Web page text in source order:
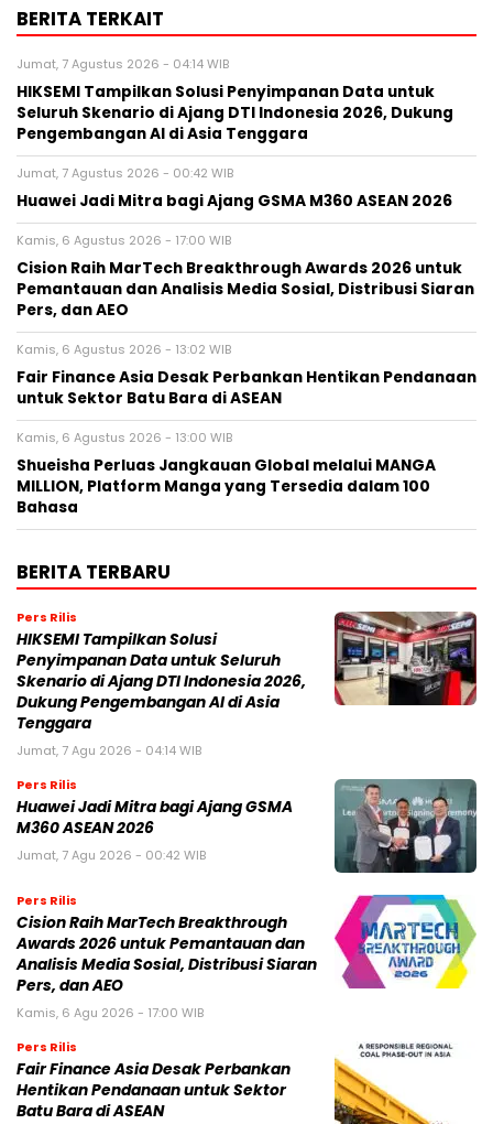
BERITA TERKAIT
Jumat, 7 Agustus 2026 - 04:14 WIB
HIKSEMI Tampilkan Solusi Penyimpanan Data untuk
Seluruh Skenario di Ajang DTI Indonesia 2026, Dukung
Pengembangan AI di Asia Tenggara
Jumat, 7 Agustus 2026 - 00:42 WIB
Huawei Jadi Mitra bagi Ajang GSMA M360 ASEAN 2026
Kamis, 6 Agustus 2026 - 17:00 WIB
Cision Raih MarTech Breakthrough Awards 2026 untuk
Pemantauan dan Analisis Media Sosial, Distribusi Siaran
Pers, dan AEO
Kamis, 6 Agustus 2026 - 13:02 WIB
Fair Finance Asia Desak Perbankan Hentikan Pendanaan
untuk Sektor Batu Bara di ASEAN
Kamis, 6 Agustus 2026 - 13:00 WIB
Shueisha Perluas Jangkauan Global melalui MANGA
MILLION, Platform Manga yang Tersedia dalam 100
Bahasa
BERITA TERBARU
Pers Rilis
HIKSEMI Tampilkan Solusi
Penyimpanan Data untuk Seluruh
Skenario di Ajang DTI Indonesia 2026,
Dukung Pengembangan AI di Asia
Tenggara
Jumat, 7 Agu 2026 - 04:14 WIB
Pers Rilis
Huawei Jadi Mitra bagi Ajang GSMA
M360 ASEAN 2026
Jumat, 7 Agu 2026 - 00:42 WIB
Pers Rilis
Cision Raih MarTech Breakthrough
Awards 2026 untuk Pemantauan dan
Analisis Media Sosial, Distribusi Siaran
Pers, dan AEO
Kamis, 6 Agu 2026 - 17:00 WIB
Pers Rilis
Fair Finance Asia Desak Perbankan
Hentikan Pendanaan untuk Sektor
Batu Bara di ASEAN